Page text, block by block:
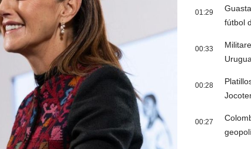
01:29
fútbol
00:33
00:28
00:27